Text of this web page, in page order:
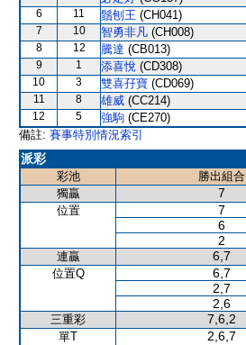
6 11 鬚刨王 (CH041)
7 10 智勇非凡 (CH008)
8 12 騰達 (CB013)
9 1 添喜悅 (CD308)
10 3 雙喜孖寶 (CD069)
11 8 雄威 (CC214)
12 5 強駒 (CE270)
備註: 賽事特別情況索引
派彩
彩池 勝出組合
獨贏
7
位置 7
6
2
連贏 6,7
位置Q 6,7
2,7
2,6
三重彩 7,6,2
單T 2,6,7